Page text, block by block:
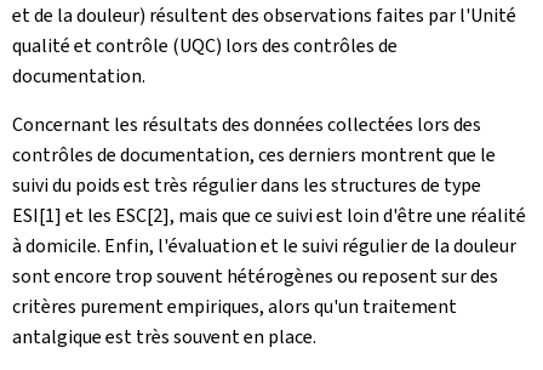
et de la douleur) résultent des observations faites par l'Unité
qualité et contrôle (UQC) lors des contrôles de
documentation.
Concernant les résultats des données collectées lors des
contrôles de documentation, ces derniers montrent que le
suivi du poids est très régulier dans les structures de type
ESI[1] et les ESC[2], mais que ce suivi est loin d'être une réalité
à domicile. Enfin, l'évaluation et le suivi régulier de la douleur
sont encore trop souvent hétérogènes ou reposent sur des
critères purement empiriques, alors qu'un traitement
antalgique est très souvent en place.